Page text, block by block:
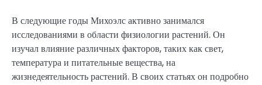
В следующие годы Михоэлс активно занимался
исследованиями в области физиологии растений. Он
изучал влияние различных факторов, таких как свет,
температура и питательные вещества, на
жизнедеятельность растений. В своих статьях он подробно